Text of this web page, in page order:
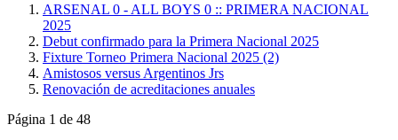
ARSENAL 0 - ALL BOYS 0 :: PRIMERA NACIONAL
2025
Debut confirmado para la Primera Nacional 2025
Fixture Torneo Primera Nacional 2025 (2)
Amistosos versus Argentinos Jrs
Renovación de acreditaciones anuales
Página 1 de 48